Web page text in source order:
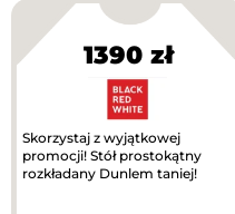
1390 zł
Skorzystaj z wyjątkowej
promocji! Stół prostokątny
rozkładany Dunlem taniej!